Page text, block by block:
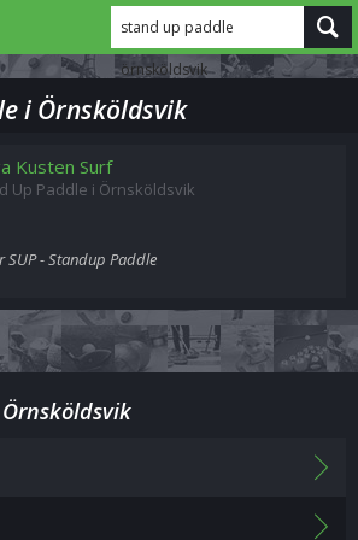
stand up paddle
örnsköldsvik
i Örnsköldsvik
Kusten Surf
Up Paddle i Örnsköldsvik
SUP - Standup Paddle